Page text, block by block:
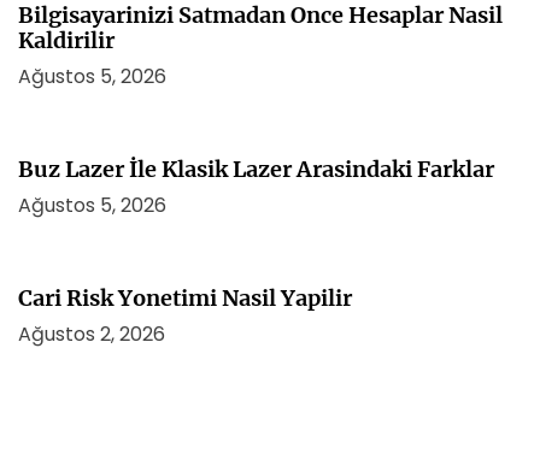
Bilgisayarinizi Satmadan Once Hesaplar Nasil
Kaldirilir
Ağustos 5, 2026
Buz Lazer İle Klasik Lazer Arasindaki Farklar
Ağustos 5, 2026
Cari Risk Yonetimi Nasil Yapilir
Ağustos 2, 2026